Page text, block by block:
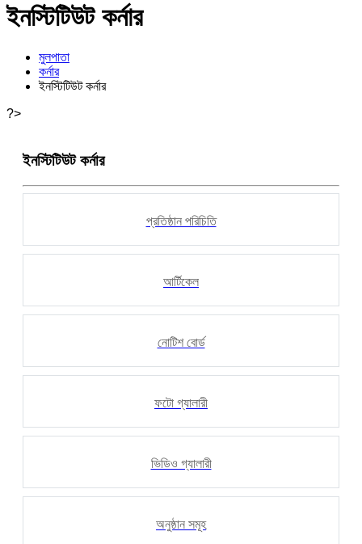
ইনস্টিটিউট কর্নার
মুলপাতা
কর্নার
ইনস্টিটিউট কর্নার
?>
ইনস্টিটিউট কর্নার
প্রতিষ্ঠান পরিচিতি
আর্টিকেল
নোটিশ বোর্ড
ফটো গ্যালারী
ভিডিও গ্যালারী
অনুষ্ঠান সমূহ